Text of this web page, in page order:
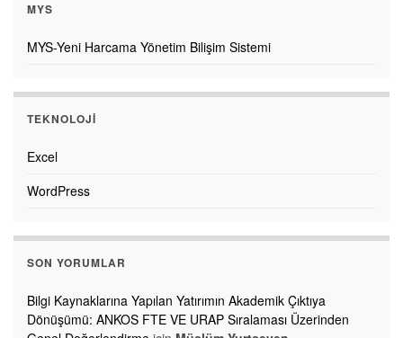
MYS
MYS-Yeni Harcama Yönetim Bilişim Sistemi
TEKNOLOJI
Excel
WordPress
SON YORUMLAR
Bilgi Kaynaklarına Yapılan Yatırımın Akademik Çıktıya
Dönüşümü: ANKOS FTE VE URAP Sıralaması Üzerinden